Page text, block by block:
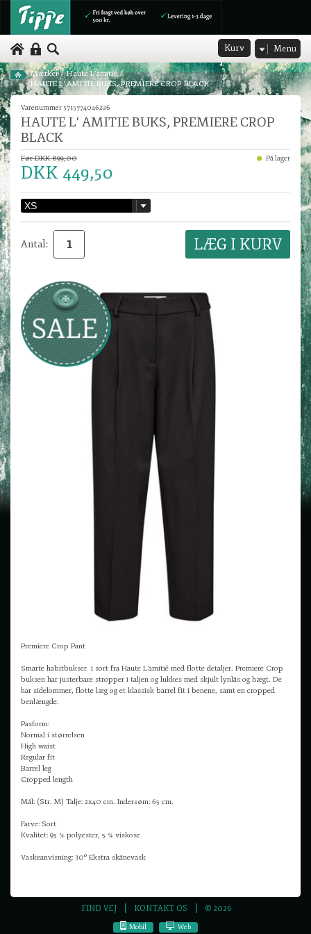
Kurv Menu
Mærker/ Haute L'amitié/
HAUTE L' AMITIE BUKS, PREMIERE CROP BLACK
Varenummer 5715774046226
HAUTE L' AMITIE BUKS, PREMIERE CROP
BLACK
Før DKK 899,00 På lager
DKK 449,50
Antal:
Premiere Crop Pant
Smarte habitbukser i sort fra Haute L'amitié med flotte detaljer. Premiere Crop
buksen har justerbare stropper i taljen og lukkes med skjult lynlås og hægt. De
har sidelommer, flotte læg og et klassisk barrel fit i benene, samt en cropped
benlængde.
Pasform:
Normal i størrelsen
High waist
Regular fit
Barrel leg
Cropped length
Mål: (Str. M) Talje: 2x40 cm. Indersøm: 65 cm.
Farve: Sort
Kvalitet: 95 % polyester, 5 % viskose
Vaskeanvisning: 30º Ekstra skånevask
FIND VEJ KONTAKT OS © 2026
Mobil Web